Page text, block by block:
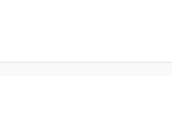
refer to as "Japanese
only to make a comparative st
our own hull insurance clause